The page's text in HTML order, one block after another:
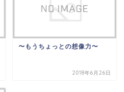
〜もうちょっとの想像力〜
2018年6月26日